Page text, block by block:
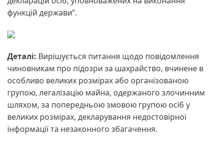
функцій держави”.
Деталі: Вирішується питання щодо повідомлення
чиновникам про підозри за шахрайство, вчинене в
особливо великих розмірах або організованою
групою, легалізацію майна, одержаного злочинним
шляхом, за попередньою змовою групою осіб у
великих розмірах, декларування недостовірної
інформації та незаконного збагачення.